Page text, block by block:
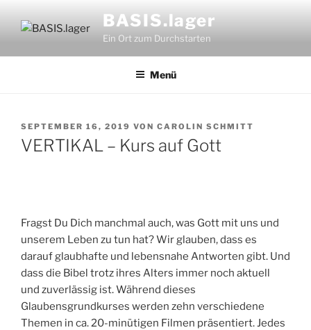
Inhalt
BASIS.lager
Ein Ort zum Durchstarten
Menü
VERÖFFENTLICHT
AM
SEPTEMBER 16, 2019 VON CAROLIN SCHMITT
VERTIKAL – Kurs auf Gott
Fragst Du Dich manchmal auch, was Gott mit uns und
unserem Leben zu tun hat? Wir glauben, dass es
darauf glaubhafte und lebensnahe Antworten gibt. Und
dass die Bibel trotz ihres Alters immer noch aktuell
und zuverlässig ist. Während dieses
Glaubensgrundkurses werden zehn verschiedene
Themen in ca. 20-minütigen Filmen präsentiert. Jedes